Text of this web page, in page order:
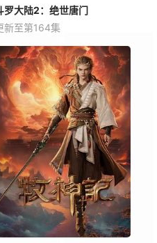
罗大陆2：绝世唐门
新至第164集